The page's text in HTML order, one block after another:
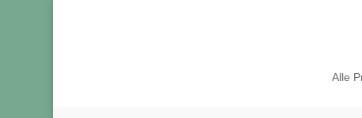
Alle